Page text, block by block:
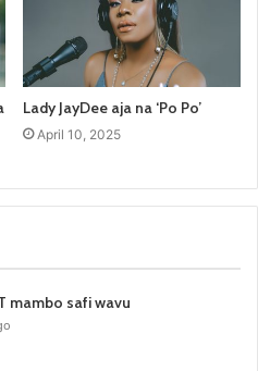
Lady JayDee aja na ‘Po Po’
April 10, 2025
mambo safi wavu